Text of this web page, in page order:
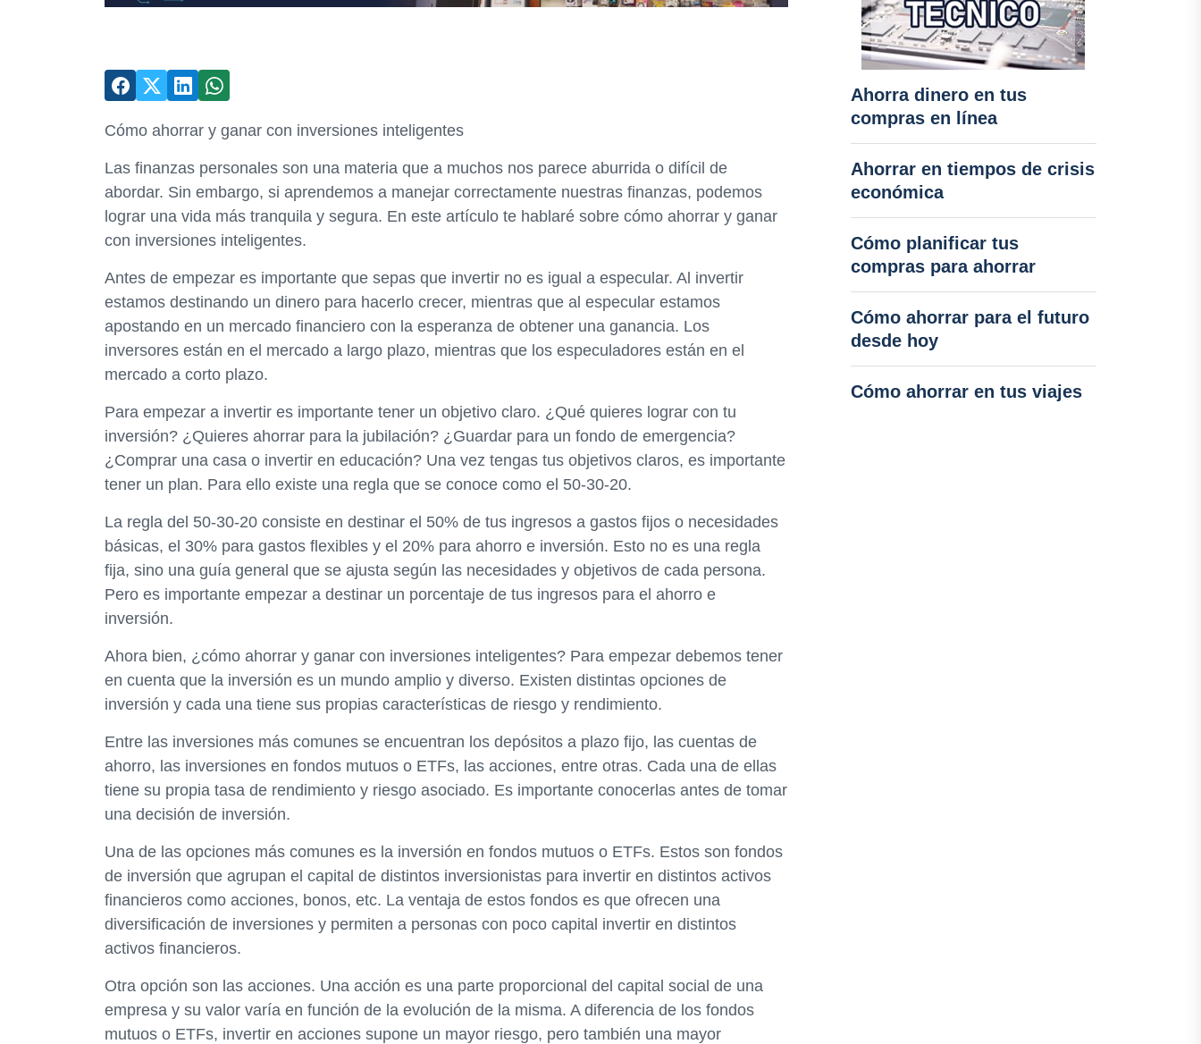
Cómo ahorrar y ganar con inversiones inteligentes
Las finanzas personales son una materia que a muchos nos parece aburrida o difícil de
abordar. Sin embargo, si aprendemos a manejar correctamente nuestras finanzas, podemos
lograr una vida más tranquila y segura. En este artículo te hablaré sobre cómo ahorrar y ganar
con inversiones inteligentes.
Antes de empezar es importante que sepas que invertir no es igual a especular. Al invertir
estamos destinando un dinero para hacerlo crecer, mientras que al especular estamos
apostando en un mercado financiero con la esperanza de obtener una ganancia. Los
inversores están en el mercado a largo plazo, mientras que los especuladores están en el
mercado a corto plazo.
Para empezar a invertir es importante tener un objetivo claro. ¿Qué quieres lograr con tu
inversión? ¿Quieres ahorrar para la jubilación? ¿Guardar para un fondo de emergencia?
¿Comprar una casa o invertir en educación? Una vez tengas tus objetivos claros, es importante
tener un plan. Para ello existe una regla que se conoce como el 50-30-20.
La regla del 50-30-20 consiste en destinar el 50% de tus ingresos a gastos fijos o necesidades
básicas, el 30% para gastos flexibles y el 20% para ahorro e inversión. Esto no es una regla
fija, sino una guía general que se ajusta según las necesidades y objetivos de cada persona.
Pero es importante empezar a destinar un porcentaje de tus ingresos para el ahorro e
inversión.
Ahora bien, ¿cómo ahorrar y ganar con inversiones inteligentes? Para empezar debemos tener
en cuenta que la inversión es un mundo amplio y diverso. Existen distintas opciones de
inversión y cada una tiene sus propias características de riesgo y rendimiento.
Entre las inversiones más comunes se encuentran los depósitos a plazo fijo, las cuentas de
ahorro, las inversiones en fondos mutuos o ETFs, las acciones, entre otras. Cada una de ellas
tiene su propia tasa de rendimiento y riesgo asociado. Es importante conocerlas antes de tomar
una decisión de inversión.
Una de las opciones más comunes es la inversión en fondos mutuos o ETFs. Estos son fondos
de inversión que agrupan el capital de distintos inversionistas para invertir en distintos activos
financieros como acciones, bonos, etc. La ventaja de estos fondos es que ofrecen una
diversificación de inversiones y permiten a personas con poco capital invertir en distintos
activos financieros.
Otra opción son las acciones. Una acción es una parte proporcional del capital social de una
empresa y su valor varía en función de la evolución de la misma. A diferencia de los fondos
mutuos o ETFs, invertir en acciones supone un mayor riesgo, pero también una mayor
Ahorra dinero en tus
compras en línea
Ahorrar en tiempos de crisis
económica
Cómo planificar tus
compras para ahorrar
Cómo ahorrar para el futuro
desde hoy
Cómo ahorrar en tus viajes